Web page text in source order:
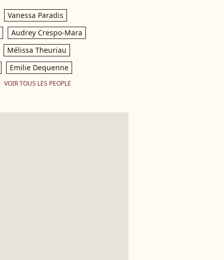
Vanessa Paradis
Audrey Crespo-Mara
Mélissa Theuriau
Emilie Dequenne
VOIR TOUS LES PEOPLE